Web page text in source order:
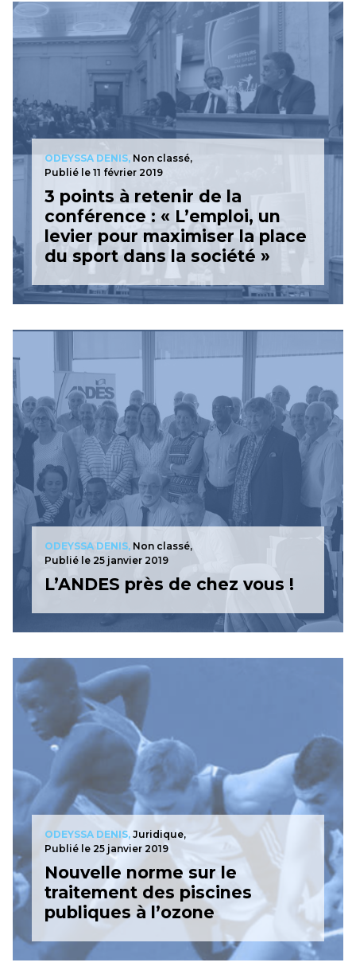
ODEYSSA DENIS, Non classé,
Publié le 11 février 2019
3 points à retenir de la
conférence : « L’emploi, un
levier pour maximiser la place
du sport dans la société »
ODEYSSA DENIS, Non classé,
Publié le 25 janvier 2019
L’ANDES près de chez vous !
ODEYSSA DENIS, Juridique,
Publié le 25 janvier 2019
Nouvelle norme sur le
traitement des piscines
publiques à l’ozone